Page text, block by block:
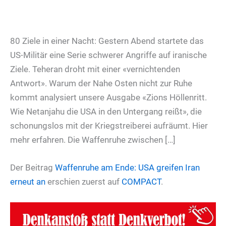
80 Ziele in einer Nacht: Gestern Abend startete das
US-Militär eine Serie schwerer Angriffe auf iranische
Ziele. Teheran droht mit einer «vernichtenden
Antwort». Warum der Nahe Osten nicht zur Ruhe
kommt analysiert unsere Ausgabe «Zions Höllenritt.
Wie Netanjahu die USA in den Untergang reißt», die
schonungslos mit der Kriegstreiberei aufräumt. Hier
mehr erfahren. Die Waffenruhe zwischen […]
Der Beitrag Waffenruhe am Ende: USA greifen Iran
erneut an erschien zuerst auf COMPACT.